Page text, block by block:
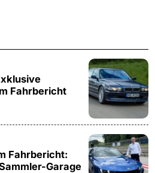
Fahrbericht
Fahrbericht:
Garage